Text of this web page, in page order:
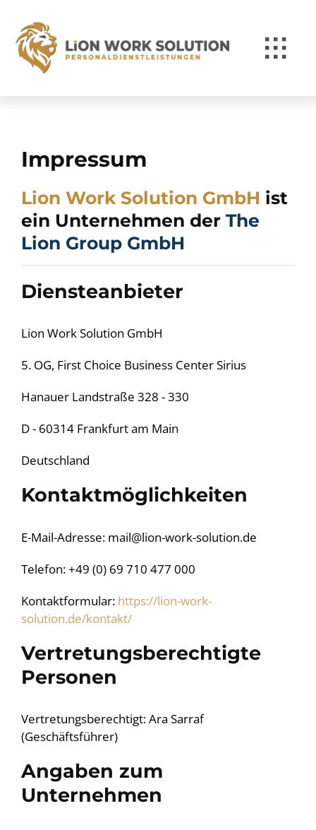
Inhalt
springen
Kontakt
Impressum
Lion Work Solution GmbH ist
ein Unternehmen der The
Lion Group GmbH
Diensteanbieter
Lion Work Solution GmbH
5. OG, First Choice Business Center Sirius
Hanauer Landstraße 328 - 330
D - 60314 Frankfurt am Main
Deutschland
Kontaktmöglichkeiten
E-Mail-Adresse: mail@lion-work-solution.de
Telefon: +49 (0) 69 710 477 000
Kontaktformular: https://lion-work-
solution.de/kontakt/
Vertretungsberechtigte
Personen
Vertretungsberechtigt: Ara Sarraf
(Geschäftsführer)
Angaben zum
Unternehmen